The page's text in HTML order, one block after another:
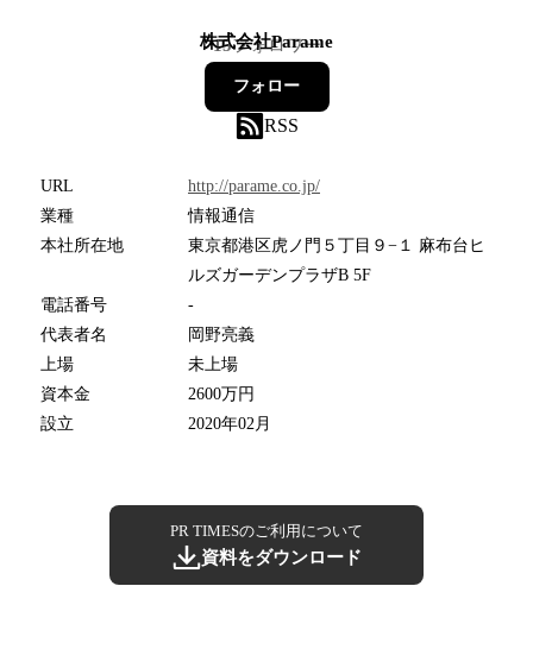
株式会社Parame
15フォロワー
フォロー
RSS
URL
http://parame.co.jp/
業種
情報通信
本社所在地
東京都港区虎ノ門５丁目９−１ 麻布台ヒ
ルズガーデンプラザB 5F
電話番号
-
代表者名
岡野亮義
上場
未上場
資本金
2600万円
設立
2020年02月
PR TIMESのご利用について
資料をダウンロード